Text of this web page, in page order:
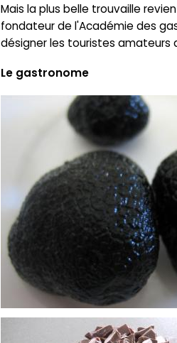
Mais la plus belle trouvaille
fondateur de l'Académie des
désigner les touristes amateurs
Le gastronome